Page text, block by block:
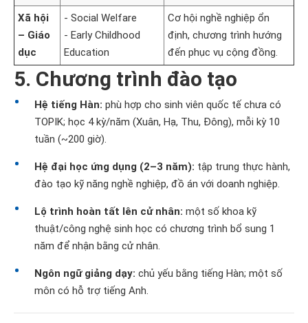
Xã hội
– Giáo
dục
- Social Welfare
- Early Childhood
Education
Cơ hội nghề nghiệp ổn
định, chương trình hướng
đến phục vụ cộng đồng.
5. Chương trình đào tạo
Hệ tiếng Hàn: phù hợp cho sinh viên quốc tế chưa có
TOPIK; học 4 kỳ/năm (Xuân, Hạ, Thu, Đông), mỗi kỳ 10
tuần (~200 giờ).
Hệ đại học ứng dụng (2–3 năm): tập trung thực hành,
đào tạo kỹ năng nghề nghiệp, đồ án với doanh nghiệp.
Lộ trình hoàn tất lên cử nhân: một số khoa kỹ
thuật/công nghệ sinh học có chương trình bổ sung 1
năm để nhận bằng cử nhân.
Ngôn ngữ giảng dạy: chủ yếu bằng tiếng Hàn; một số
môn có hỗ trợ tiếng Anh.